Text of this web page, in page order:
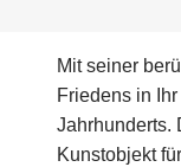
Mit seiner
Friedens in
Jahrhunderts.
Kunstobjekt